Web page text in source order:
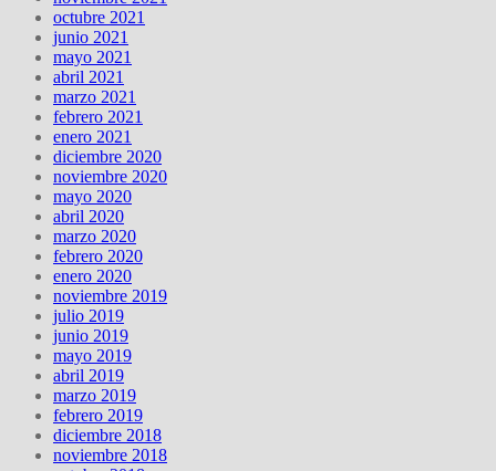
octubre 2021
junio 2021
mayo 2021
abril 2021
marzo 2021
febrero 2021
enero 2021
diciembre 2020
noviembre 2020
mayo 2020
abril 2020
marzo 2020
febrero 2020
enero 2020
noviembre 2019
julio 2019
junio 2019
mayo 2019
abril 2019
marzo 2019
febrero 2019
diciembre 2018
noviembre 2018